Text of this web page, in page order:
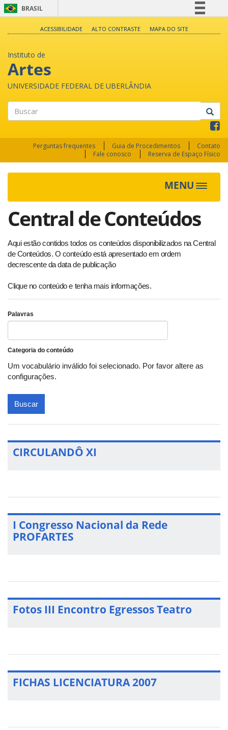
BRASIL
Legislação
Canais
ACESSIBILIDADE ALTO CONTRASTE MAPA DO SITE
Instituto de
Artes
UNIVERSIDADE FEDERAL DE UBERLÂNDIA
Perguntas frequentes Guia de Procedimentos
Contato
Fale conosco
Reserva de Espaço Físico
MENU
Toggle
Central de Conteúdos
Aqui estão contidos todos os conteúdos disponibilizados na Central
de Conteúdos. O conteúdo está apresentado em ordem
decrescente da data de publicação
Clique no conteúdo e tenha mais informações.
Palavras
Categoria do conteúdo
Um vocabulário inválido foi selecionado. Por favor altere as
configurações.
Buscar
CIRCULANDÔ XI
I Congresso Nacional da Rede
PROFARTES
Fotos III Encontro Egressos Teatro
FICHAS LICENCIATURA 2007